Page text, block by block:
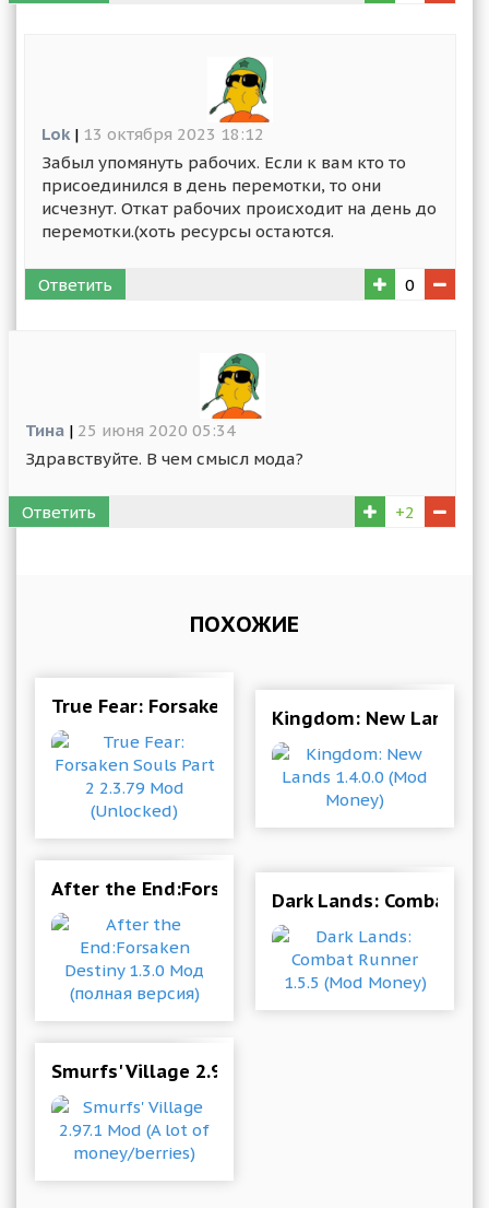
Lok | 13 октября 2023 18:12
Забыл упомянуть рабочих. Если к вам кто то
присоединился в день перемотки, то они
исчезнут. Откат рабочих происходит на день до
перемотки.(хоть ресурсы остаются.
Ответить 0
Тина | 25 июня 2020 05:34
Здравствуйте. В чем смысл мода?
Ответить +2
ПОХОЖИЕ
True Fear: Forsaken Souls Part 2 2.3.79 Mod
Kingdom: New Lands
After the End:Forsaken Destiny 1.3.0 Мод
Dark Lands: Combat
Smurfs' Village 2.97.1 Mod (A lot of money/